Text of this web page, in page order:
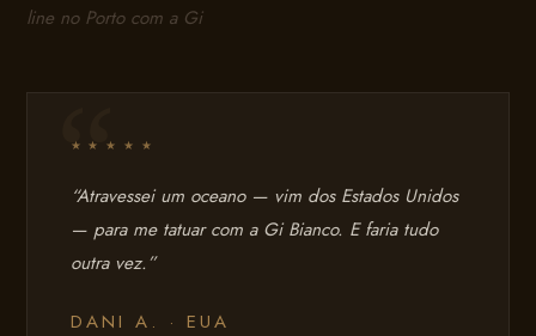
line no Porto com a Gi
★ ★ ★ ★ ★
“Atravessei um oceano — vim dos Estados Unidos
— para me tatuar com a Gi Bianco. E faria tudo
outra vez.”
DANI A. · EUA